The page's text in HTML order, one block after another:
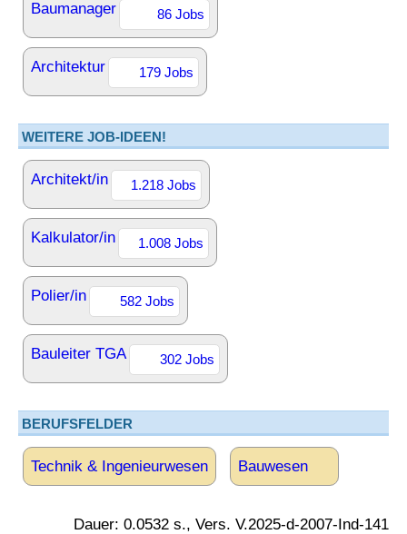
Baumanager 86 Jobs
Architektur 179 Jobs
WEITERE JOB-IDEEN!
Architekt/in 1.218 Jobs
Kalkulator/in 1.008 Jobs
Polier/in 582 Jobs
Bauleiter TGA 302 Jobs
BERUFSFELDER
Technik & Ingenieurwesen Bauwesen
Dauer: 0.0532 s., Vers. V.2025-d-2007-Ind-141